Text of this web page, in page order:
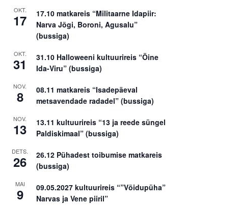
OKT.
17
17.10 matkareis “Militaarne Idapiir:
Narva Jõgi, Boroni, Agusalu”
(bussiga)
OKT.
31
31.10 Halloweeni kultuurireis “Öine
Ida-Viru” (bussiga)
NOV.
8
08.11 matkareis “Isadepäeval
metsavendade radadel” (bussiga)
NOV.
13
13.11 kultuurireis “13 ja reede süngel
Paldiskimaal” (bussiga)
DETS.
26
26.12 Pühadest toibumise matkareis
(bussiga)
MAI
9
09.05.2027 kultuurireis “”Võidupüha”
Narvas ja Vene piiril”